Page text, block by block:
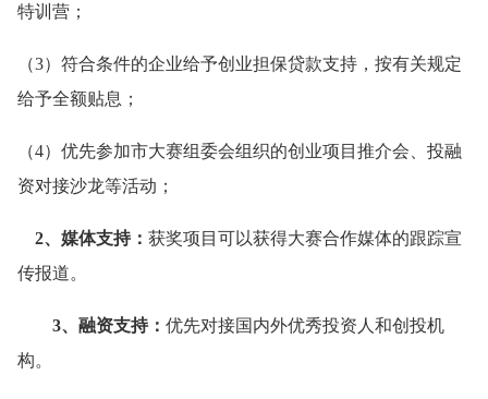
特训营；
（3）符合条件的企业给予创业担保贷款支持，按有关规定
给予全额贴息；
（4）优先参加市大赛组委会组织的创业项目推介会、投融
资对接沙龙等活动；
2、媒体支持： 获奖项目可以获得大赛合作媒体的跟踪宣
传报道。
3、融资支持： 优先对接国内外优秀投资人和创投机
构。